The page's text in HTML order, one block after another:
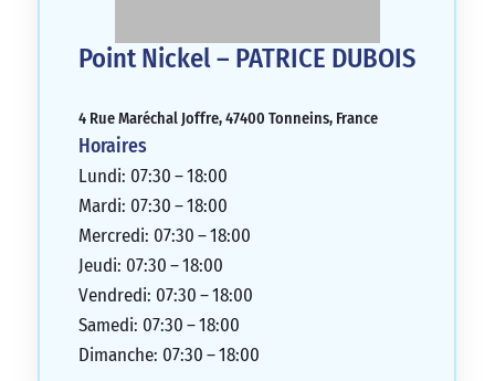
Point Nickel – PATRICE DUBOIS
4 Rue Maréchal Joffre, 47400 Tonneins, France
Horaires
Lundi: 07:30 – 18:00
Mardi: 07:30 – 18:00
Mercredi: 07:30 – 18:00
Jeudi: 07:30 – 18:00
Vendredi: 07:30 – 18:00
Samedi: 07:30 – 18:00
Dimanche: 07:30 – 18:00